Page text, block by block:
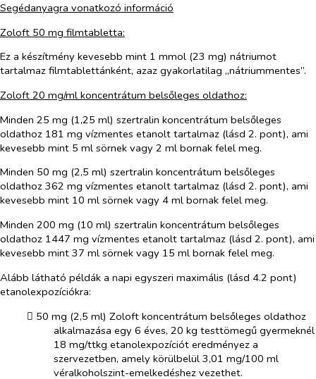
Segédanyagra vonatkozó információ
Zoloft 50 mg filmtabletta:
Ez a készítmény kevesebb mint 1 mmol (23 mg) nátriumot
tartalmaz filmtablettánként, azaz gyakorlatilag „nátriummentes”.
Zoloft 20 mg/ml koncentrátum belsőleges oldathoz:
Minden 25 mg (1,25 ml) szertralin koncentrátum belsőleges
oldathoz 181 mg vízmentes etanolt tartalmaz (lásd 2. pont), ami
kevesebb mint 5 ml sörnek vagy 2 ml bornak felel meg.
Minden 50 mg (2,5 ml) szertralin koncentrátum belsőleges
oldathoz 362 mg vízmentes etanolt tartalmaz (lásd 2. pont), ami
kevesebb mint 10 ml sörnek vagy 4 ml bornak felel meg.
Minden 200 mg (10 ml) szertralin koncentrátum belsőleges
oldathoz 1447 mg vízmentes etanolt tartalmaz (lásd 2. pont), ami
kevesebb mint 37 ml sörnek vagy 15 ml bornak felel meg.
Alább látható példák a napi egyszeri maximális (lásd 4.2 pont)
etanolexpozíciókra:
​ 50 mg (2,5 ml) Zoloft koncentrátum belsőleges oldathoz
alkalmazása egy 6 éves, 20 kg testtömegű gyermeknél
18 mg/ttkg etanolexpozíciót eredményez a
szervezetben, amely körülbelül 3,01 mg/100 ml
véralkoholszint-emelkedéshez vezethet.